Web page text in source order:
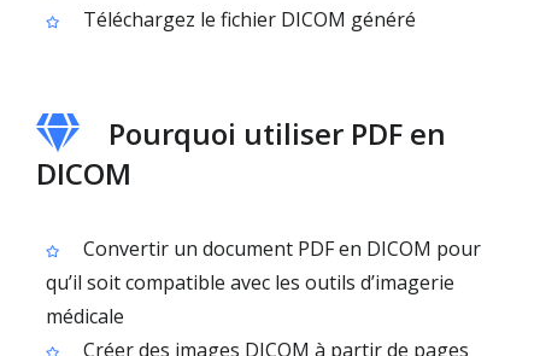
Téléchargez le fichier DICOM généré
Pourquoi utiliser PDF en
DICOM
Convertir un document PDF en DICOM pour
qu’il soit compatible avec les outils d’imagerie
médicale
Créer des images DICOM à partir de pages